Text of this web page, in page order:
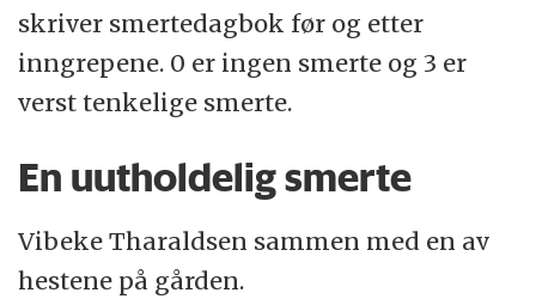
skriver smertedagbok før og etter
inngrepene. 0 er ingen smerte og 3 er
verst tenkelige smerte.
En uutholdelig smerte
Vibeke Tharaldsen sammen med en av
hestene på gården.